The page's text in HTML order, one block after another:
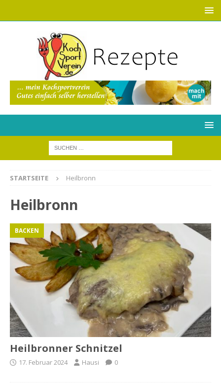
STARTSEITE Heilbronn
Heilbronn
BACKEN
Heilbronner Schnitzel
17. Februar 2024 Hausi 0